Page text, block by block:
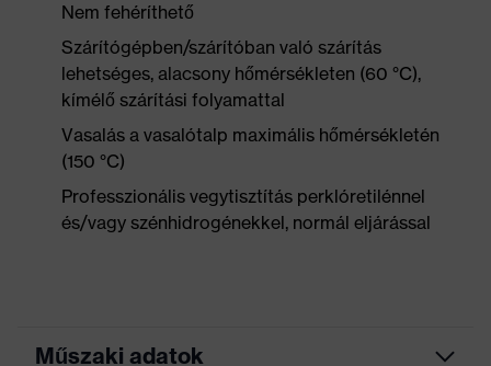
Nem fehéríthető
Szárítógépben/szárítóban való szárítás
lehetséges, alacsony hőmérsékleten (60 °C),
kímélő szárítási folyamattal
Vasalás a vasalótalp maximális hőmérsékletén
(150 °C)
Professzionális vegytisztítás perklóretilénnel
és/vagy szénhidrogénekkel, normál eljárással
Műszaki adatok